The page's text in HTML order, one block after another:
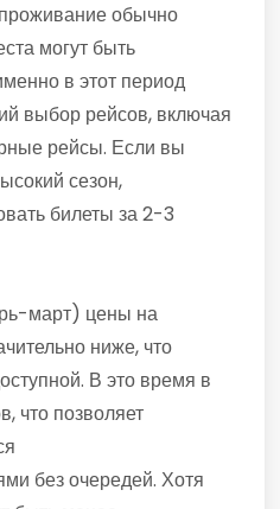
обычно
могут быть
в этот период
выбор рейсов, включая
рейсы. Если вы
сезон,
билеты за 2-3
март) цены на
ниже, что
В это время в
что позволяет
без очередей. Хотя